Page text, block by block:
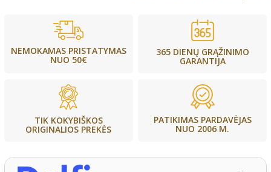
NEMOKAMAS PRISTATYMAS
NUO 50€
365 DIENŲ GRĄŽINIMO
GARANTIJA
TIK KOKYBIŠKOS
ORIGINALIOS PREKĖS
PATIKIMAS PARDAVĖJAS
NUO 2006 M.